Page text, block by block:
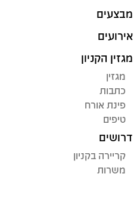
מבצעים
אירועים
מגזין הקניון
מגזין
כתבות
פינת אורח
טיפים
דרושים
קריירה בקניון
משרות